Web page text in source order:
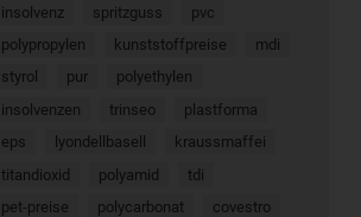
insolvenz spritzguss
pvc
polypropylen
kunststoffpreise
mdi
styrol
pur
polyethylen
insolvenzen
trinseo
plastforma
eps
lyondellbasell
kraussmaffei
titandioxid
polyamid
tdi
pet-preise
polycarbonat
covestro